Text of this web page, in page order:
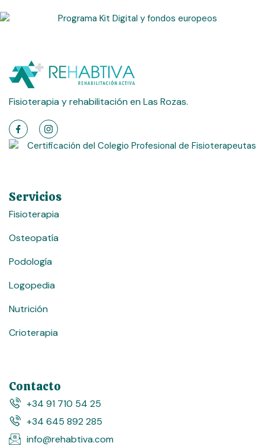
Fisioterapia y rehabilitación en Las Rozas.
Servicios
Fisioterapia
Osteopatía
Podología
Logopedia
Nutrición
Crioterapia
Contacto
+34 91 710 54 25
+34 645 892 285
info@rehabtiva.com